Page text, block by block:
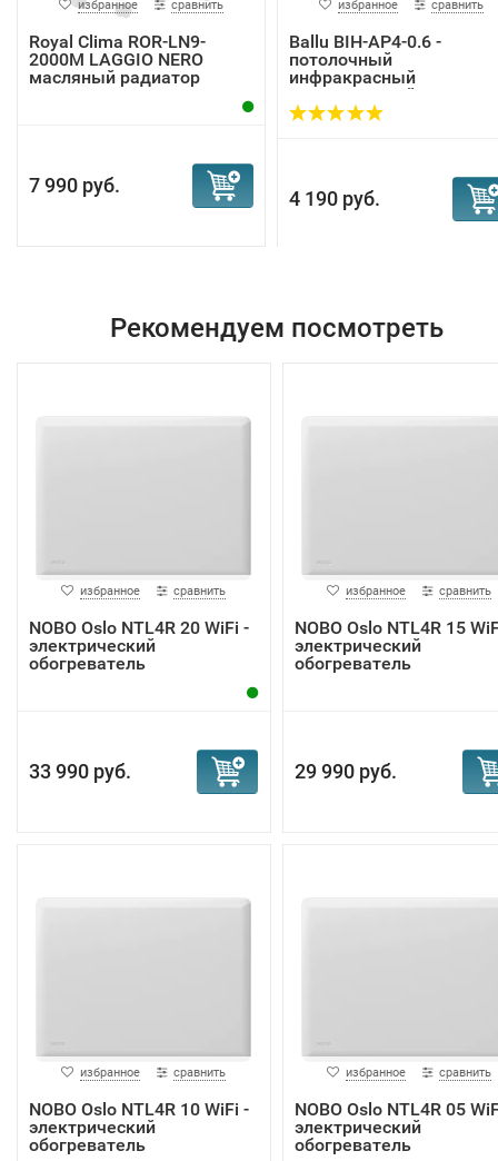
избранное сравнить
Royal Clima ROR-LN9-
2000M LAGGIO NERO
масляный радиатор
7 990 руб.
избранное сравнить
Ballu BIH-AP4-0.6 -
потолочный
инфракрасный
электрический...
4 190 руб.
Рекомендуем посмотреть
избранное сравнить
NOBO Oslo NTL4R 20 WiFi -
электрический
обогреватель
33 990 руб.
избранное сравнить
NOBO Oslo NTL4R 15
электрический
обогреватель
29 990 руб.
избранное сравнить
NOBO Oslo NTL4R 10 WiFi -
электрический
обогреватель
избранное сравнить
NOBO Oslo NTL4R 05
электрический
обогреватель